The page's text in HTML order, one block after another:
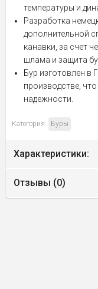
температуры и
Разработка
дополнительной
канавки, за счет
шлама и защита
Бур изготовлен в
производстве,
надежности.
Категория: Буры
Характеристики:
Отзывы (0)